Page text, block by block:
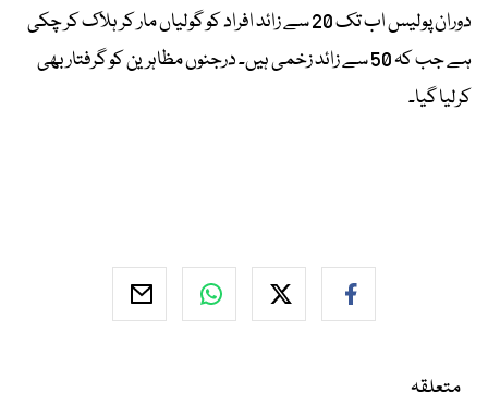
دوران پولیس اب تک 20 سے زائد افراد کو گولیاں مار کر ہلاک کر چکی
ہے جب کہ 50 سے زائد زخمی ہیں۔ درجنوں مظاہرین کو گرفتار بھی
کرلیا گیا۔
متعلقہ